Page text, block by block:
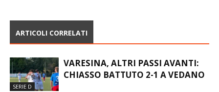
ARTICOLI CORRELATI
SERIE D
VARESINA, ALTRI PASSI AVANTI:
CHIASSO BATTUTO 2-1 A VEDANO